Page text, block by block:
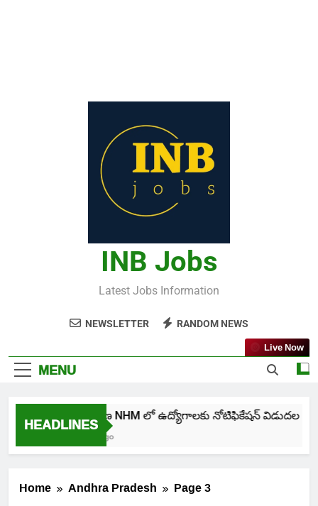
INB Jobs
Latest Jobs Information
NEWSLETTER RANDOM NEWS
MENU
Live Now
HEADLINESతెలంగాణ NHM లో ఉద్యోగాలకు నోటిఫికేషన్ విడుదల
Home Andhra Pradesh Page 3